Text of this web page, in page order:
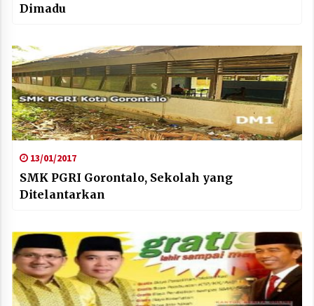
Dimadu
13/01/2017
SMK PGRI Gorontalo, Sekolah yang
Ditelantarkan